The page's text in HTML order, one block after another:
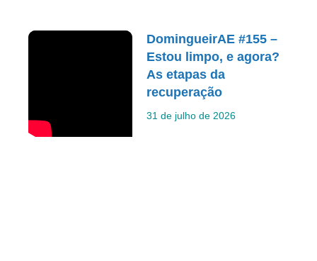
DomingueirAE #155 –
Estou limpo, e agora?
As etapas da
recuperação
31 de julho de 2026